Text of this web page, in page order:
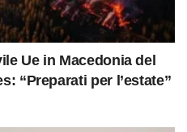
Ue in Macedonia del
“Preparati per l’estate”